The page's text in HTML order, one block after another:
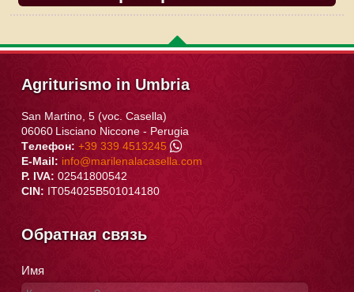
Agriturismo in Umbria
San Martino, 5 (voc. Casella)
06060 Lisciano Niccone- Perugia
Tелефон: +39 339 4513245
E-Mail: info@marilenalacasella.com
P. IVA: 02541800542
CIN: IT054025B501014180
Обратная связь
Имя